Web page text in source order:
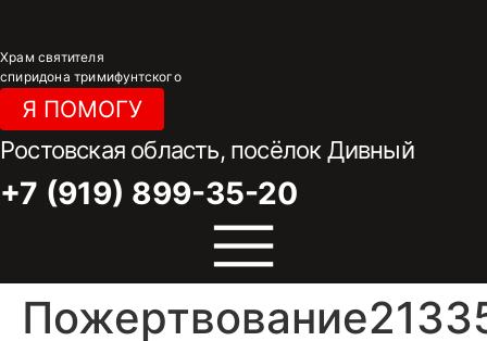
содержимому
Храм святителя
спиридона тримифунтского
Я ПОМОГУ
Ростовская область, посёлок Дивный
+7 (919) 899-35-20